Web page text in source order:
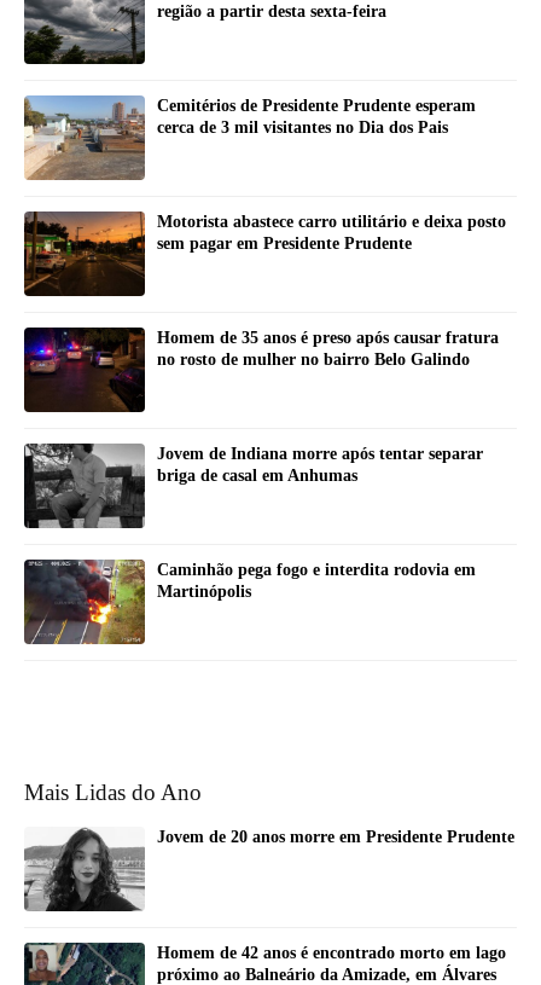
região a partir desta sexta-feira
Cemitérios de Presidente Prudente esperam
cerca de 3 mil visitantes no Dia dos Pais
Motorista abastece carro utilitário e deixa posto
sem pagar em Presidente Prudente
Homem de 35 anos é preso após causar fratura
no rosto de mulher no bairro Belo Galindo
Jovem de Indiana morre após tentar separar
briga de casal em Anhumas
Caminhão pega fogo e interdita rodovia em
Martinópolis
Mais Lidas do Ano
Jovem de 20 anos morre em Presidente Prudente
Homem de 42 anos é encontrado morto em lago
próximo ao Balneário da Amizade, em Álvares